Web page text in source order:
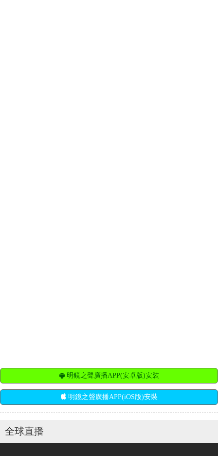
明鏡之聲廣播APP(安卓版)安裝
明鏡之聲廣播APP(iOS版)安裝
全球直播